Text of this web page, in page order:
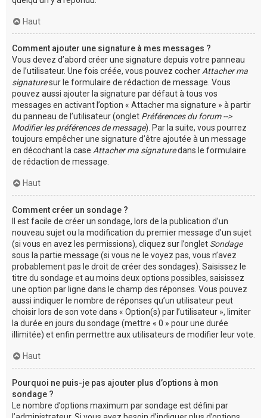
Haut
Comment ajouter une signature à mes messages ?
Vous devez d’abord créer une signature depuis votre panneau
de l’utilisateur. Une fois créée, vous pouvez cocher Attacher ma
signaturesur le formulaire de rédaction de message. Vous
pouvez aussi ajouter la signature par défaut à tous vos
messages en activant l’option « Attacher ma signature » à partir
du panneau de l’utilisateur (onglet Préférences du forum -->
Modifier les préférences de message). Par la suite, vous pourrez
toujours empêcher une signature d’être ajoutée à un message
en décochant la case Attacher ma signaturedans le formulaire
de rédaction de message.
Haut
Comment créer un sondage ?
Il est facile de créer un sondage, lors de la publication d’un
nouveau sujet ou la modification du premier message d’un sujet
(si vous en avez les permissions), cliquez sur l’onglet Sondage
sous la partie message (si vous ne le voyez pas, vous n’avez
probablement pas le droit de créer des sondages). Saisissez le
titre du sondage et au moins deux options possibles, saisissez
une option par ligne dans le champ des réponses. Vous pouvez
aussi indiquer le nombre de réponses qu’un utilisateur peut
choisir lors de son vote dans « Option(s) par l’utilisateur », limiter
la durée en jours du sondage (mettre « 0 » pour une durée
illimitée) et enfin permettre aux utilisateurs de modifier leur vote.
Haut
Pourquoi ne puis-je pas ajouter plus d’options à mon
sondage ?
Le nombre d’options maximum par sondage est défini par